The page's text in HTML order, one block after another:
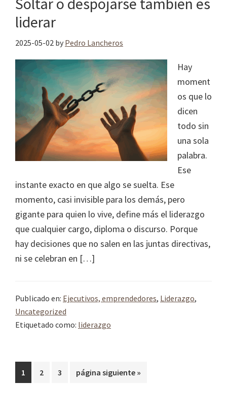
liderar
2025-05-02 by Pedro Lancheros
Hay
moment
os que lo
dicen
todo sin
una sola
palabra.
Ese
instante exacto en que algo se suelta. Ese
momento, casi invisible para los demás, pero
gigante para quien lo vive, define más el liderazgo
que cualquier cargo, diploma o discurso. Porque
hay decisiones que no salen en las juntas directivas,
ni se celebran en […]
Publicado en: Ejecutivos, emprendedores, Liderazgo,
Uncategorized
Etiquetado como: liderazgo
Página
1 Página
2 Página
3
Ir
página siguiente »